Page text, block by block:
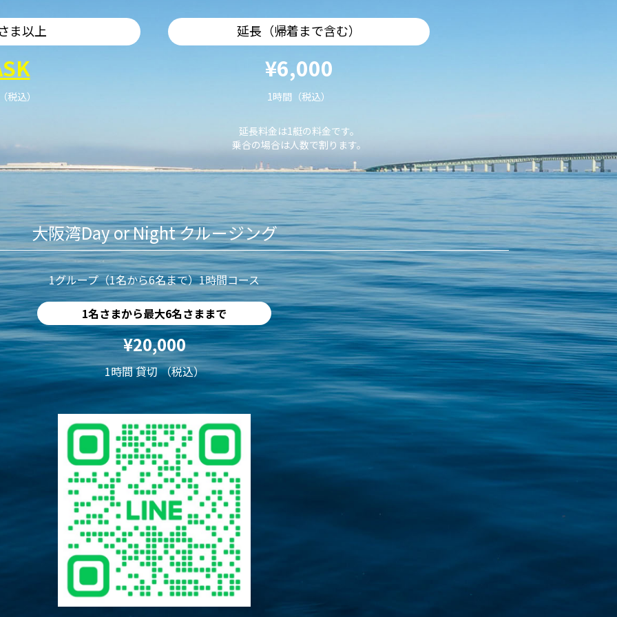
ま以上
税込）
延長（帰着まで含む）
¥6,000
1時間（税込）
延長料金は1艇の料金です。
乗合の場合は人数で割ります。
大阪湾Day or Night クルージング
1グループ（1名から6名まで）1時間コース
1名さまから最大6名さままで
¥20,000
1時間 貸切 （税込）